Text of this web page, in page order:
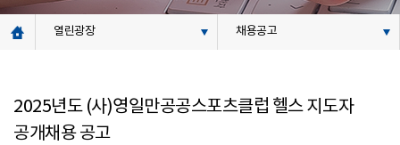
열린광장 채용공고
2025년도 (사)영일만공공스포츠클럽 헬스 지도자
공개채용 공고